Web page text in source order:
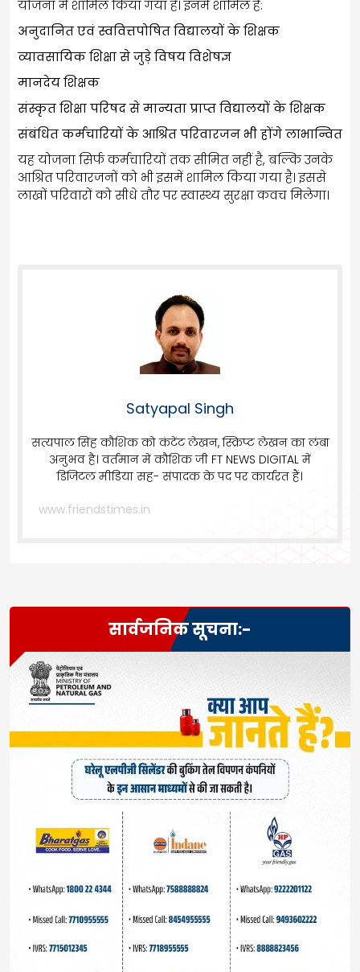
योजना में शामिल किया गया है। इनमें शामिल हैं:
अनुदानित एवं स्ववित्तपोषित विद्यालयों के शिक्षक
व्यावसायिक शिक्षा से जुड़े विषय विशेषज्ञ
मानदेय शिक्षक
संस्कृत शिक्षा परिषद से मान्यता प्राप्त विद्यालयों के शिक्षक
संबंधित कर्मचारियों के आश्रित परिवारजन भी होंगे लाभान्वित
यह योजना सिर्फ कर्मचारियों तक सीमित नहीं है, बल्कि उनके
आश्रित परिवारजनों को भी इसमें शामिल किया गया है। इससे
लाखों परिवारों को सीधे तौर पर स्वास्थ्य सुरक्षा कवच मिलेगा।
Satyapal Singh
सत्यपाल सिंह कौशिक को कंटेंट लेखन, स्क्रिप्ट लेखन का लंबा
अनुभव है। वर्तमान में कौशिक जी FT NEWS DIGITAL में
डिजिटल मीडिया सह- संपादक के पद पर कार्यरत हैं।
www.friendstimes.in
सार्वजनिक सूचना:-